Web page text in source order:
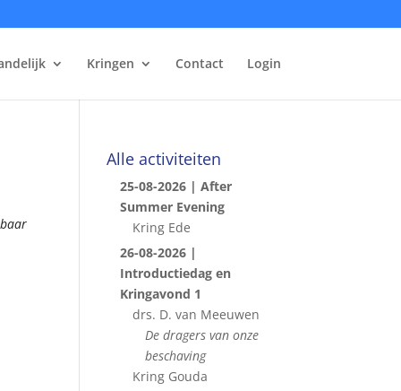
Kringen Contact Login
Alle activiteiten
25-08-2026 | After
Summer Evening
Kring Ede
26-08-2026 |
Introductiedag en
Kringavond 1
drs. D. van Meeuwen
De dragers van onze
beschaving
Kring Gouda